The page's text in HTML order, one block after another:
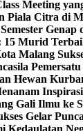
Meeting
Piala Citra di
15 Murid
Malang
Hewan
Gali Ilmu ke
Gelar
Kedaulatan